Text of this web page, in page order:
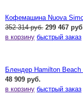
Кофемашина Nuova
352 314 руб. 299 467
в корзину быстрый заказ
Блендер Hamilton Beach
48 909 руб.
в корзину быстрый заказ